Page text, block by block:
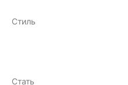
Стиль
Стать